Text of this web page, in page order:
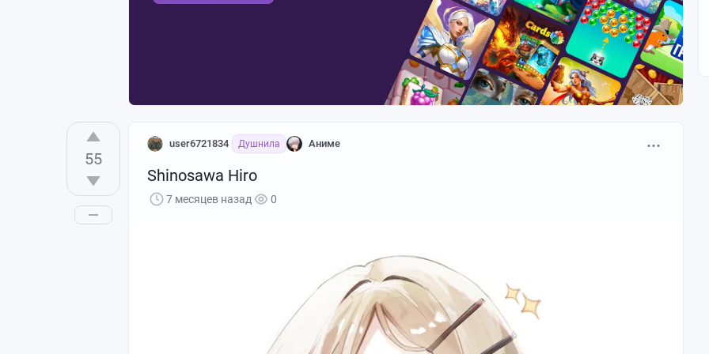
55
user6721834 Душнила Аниме
Shinosawa Hiro
7 месяцев назад 0